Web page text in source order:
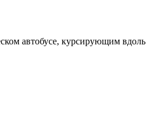
автобусе, курсирующим вдоль